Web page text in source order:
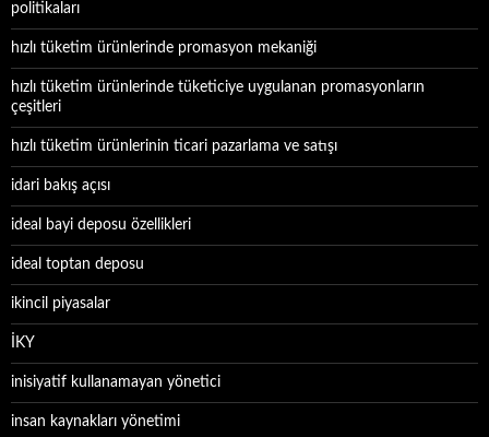
politikaları
hızlı tüketim ürünlerinde promasyon mekaniği
hızlı tüketim ürünlerinde tüketiciye uygulanan promasyonların
çeşitleri
hızlı tüketim ürünlerinin ticari pazarlama ve satışı
idari bakış açısı
ideal bayi deposu özellikleri
ideal toptan deposu
ikincil piyasalar
İKY
inisiyatif kullanamayan yönetici
insan kaynakları yönetimi